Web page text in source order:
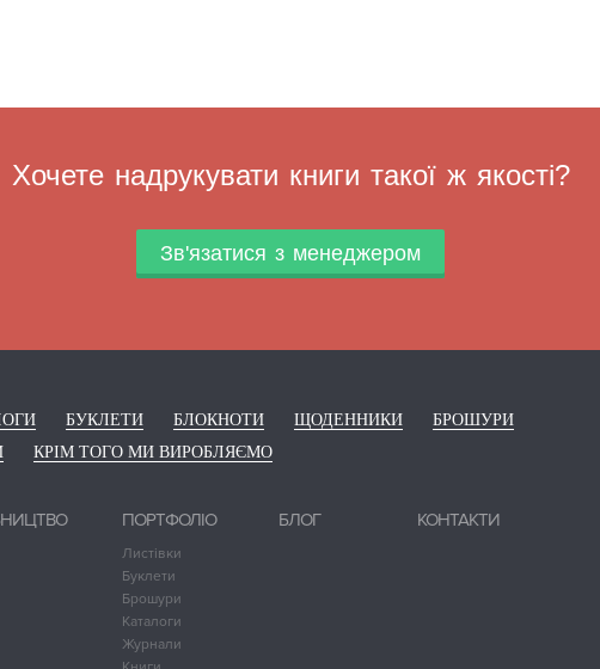
Хочете надрукувати книги такої ж якості?
Зв'язатися з менеджером
БУКЛЕТИ БЛОКНОТИ ЩОДЕННИКИ
БРОШУРИ
КРІМ ТОГО МИ ВИРОБЛЯЄМО
ПОРТФОЛІО
Листівки
Буклети
Брошури
Каталоги
Журнали
БЛОГ КОНТАКТИ